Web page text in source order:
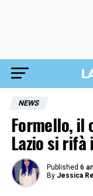
NEWS
Formello, il
Lazio si rifà
Published 6
By Jessica